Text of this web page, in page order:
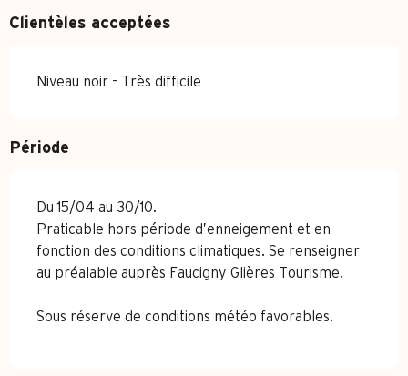
Clientèles acceptées
Niveau noir - Très difficile
Période
Du 15/04 au 30/10.
Praticable hors période d’enneigement et en
fonction des conditions climatiques. Se renseigner
au préalable auprès Faucigny Glières Tourisme.
Sous réserve de conditions météo favorables.